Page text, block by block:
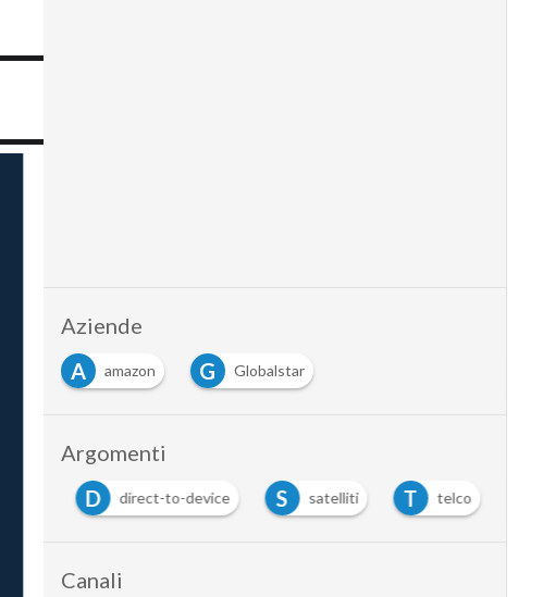
Aziende
A
amazon G Globalstar
Argomenti
D direct-to-device S satelliti T telco
Canali